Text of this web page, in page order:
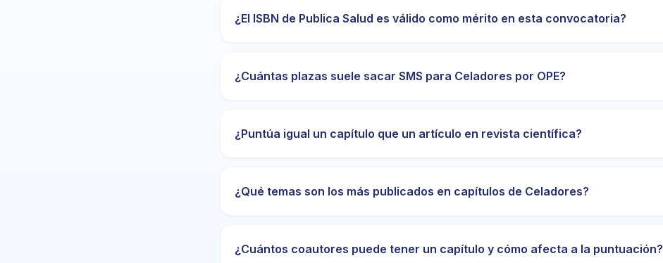
¿El ISBN de Publica Salud es válido como mérito en esta convocatoria?
¿Cuántas plazas suele sacar SMS para Celadores por OPE?
¿Puntúa igual un capítulo que un artículo en revista científica?
¿Qué temas son los más publicados en capítulos de Celadores?
¿Cuántos coautores puede tener un capítulo y cómo afecta a la puntuación?